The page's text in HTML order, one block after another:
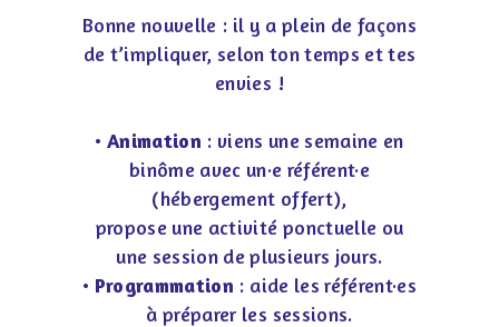
Bonne nouvelle : il y a plein de façons
de t’impliquer, selon ton temps et tes
envies !
• Animation : viens une semaine en
binôme avec un·e référent·e
(hébergement offert),
propose une activité ponctuelle ou
une session de plusieurs jours.
• Programmation : aide les référent·es
à préparer les sessions.